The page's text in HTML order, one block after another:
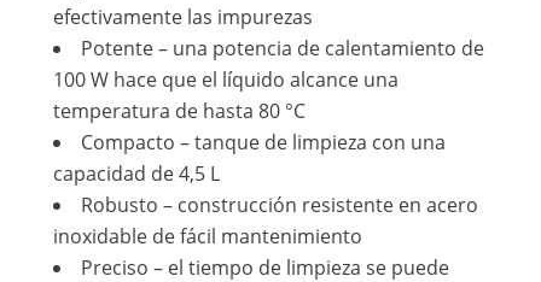
efectivamente las impurezas
Potente – una potencia de calentamiento de
100 W hace que el líquido alcance una
temperatura de hasta 80 °C
Compacto – tanque de limpieza con una
capacidad de 4,5 L
Robusto – construcción resistente en acero
inoxidable de fácil mantenimiento
Preciso – el tiempo de limpieza se puede